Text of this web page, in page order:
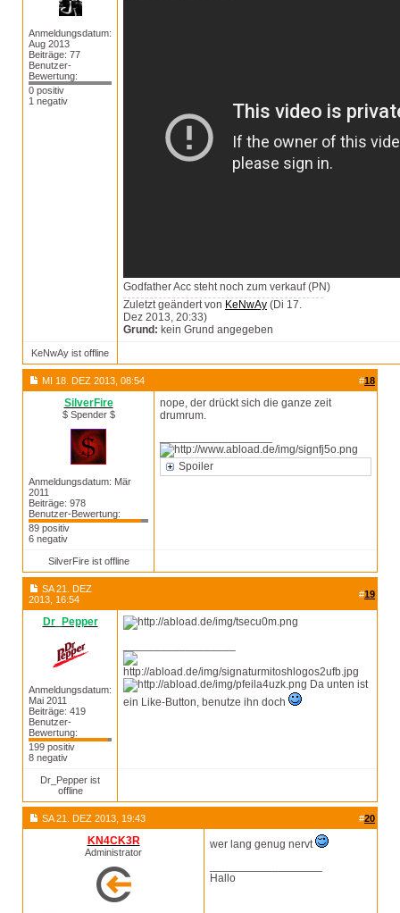
Anmeldungsdatum:
Aug 2013
Beiträge: 77
Benutzer-
Bewertung:
0 positiv
1 negativ
Godfather Acc steht noch zum verkauf (PN)
Zuletzt geändert von KeNwAy (Di 17.
Dez 2013, 20:33)
Grund: kein Grund angegeben
KeNwAy ist offline
MI 18. DEZ 2013, 08:54 #18
SilverFire
$ Spender $
Anmeldungsdatum: Mär
2011
Beiträge: 978
Benutzer-Bewertung:
89 positiv
6 negativ
nope, der drückt sich die ganze zeit
drumrum.
Spoiler
SilverFire ist offline
SA 21. DEZ
2013, 16:54
#19
Dr_Pepper
Anmeldungsdatum:
Mai 2011
Beiträge: 419
Benutzer-
Bewertung:
199 positiv
8 negativ
Da unten ist
ein Like-Button, benutze ihn doch
Dr_Pepper ist
offline
SA 21. DEZ 2013, 19:43 #20
KN4CK3R
Administrator
wer lang genug nervt
Hallo